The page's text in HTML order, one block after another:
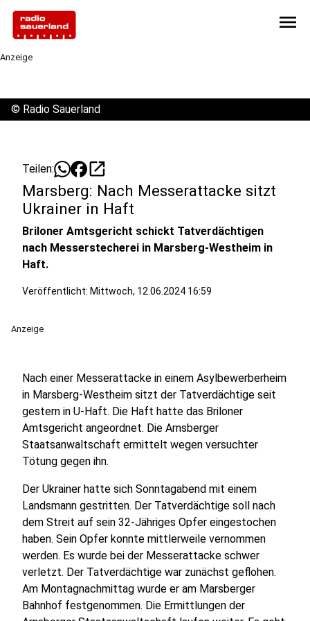
menu
Anzeige
© Radio Sauerland
Teilen: open_in_new
Marsberg: Nach Messerattacke sitzt
Ukrainer in Haft
Briloner Amtsgericht schickt Tatverdächtigen
nach Messerstecherei in Marsberg-Westheim in
Haft.
Veröffentlicht: Mittwoch, 12.06.2024 16:59
Anzeige
Nach einer Messerattacke in einem Asylbewerberheim
in Marsberg-Westheim sitzt der Tatverdächtige seit
gestern in U-Haft. Die Haft hatte das Briloner
Amtsgericht angeordnet. Die Arnsberger
Staatsanwaltschaft ermittelt wegen versuchter
Tötung gegen ihn.
Der Ukrainer hatte sich Sonntagabend mit einem
Landsmann gestritten. Der Tatverdächtige soll nach
dem Streit auf sein 32-Jähriges Opfer eingestochen
haben. Sein Opfer konnte mittlerweile vernommen
werden. Es wurde bei der Messerattacke schwer
verletzt. Der Tatverdächtige war zunächst geflohen.
Am Montagnachmittag wurde er am Marsberger
Bahnhof festgenommen. Die Ermittlungen der